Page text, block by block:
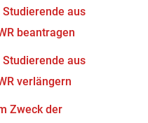
aus
beantragen
aus
verlängern
Zweck der